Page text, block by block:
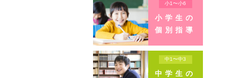
小1〜小6
小学生の
個別指導
中1〜中3
中学生の